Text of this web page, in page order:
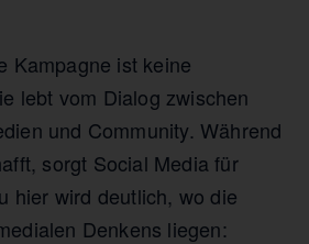
Kampagne ist keine
lebt vom Dialog zwischen
und Community. Während
sorgt Social Media für
hier wird deutlich, wo die
Denkens liegen: